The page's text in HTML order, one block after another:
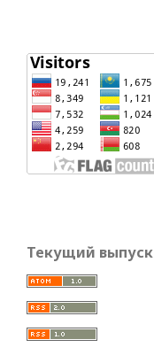
Текущий выпуск